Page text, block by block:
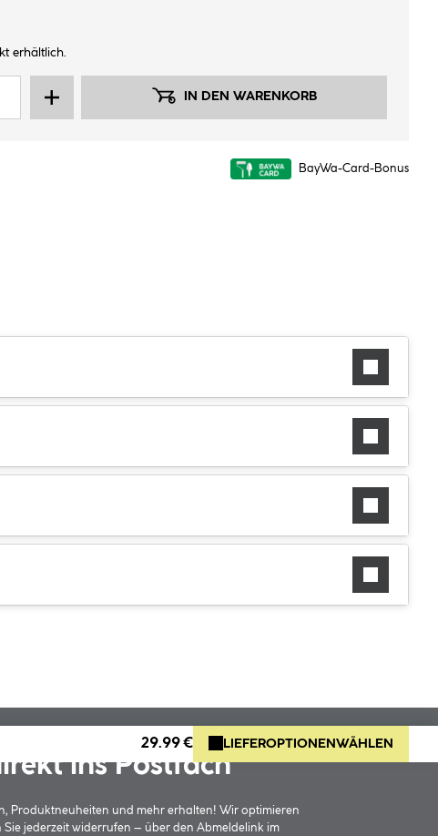
erhältlich.
IN DEN WARENKORB
BayWa-Card-Bonus
29.99 € LIEFEROPTIONEN WÄHLEN
ins Postfach
Produktneuheiten und mehr erhalten! Wir optimieren
jederzeit widerrufen – über den Abmeldelink im